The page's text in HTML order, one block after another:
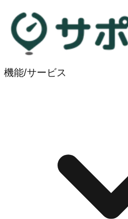
機能/サービス